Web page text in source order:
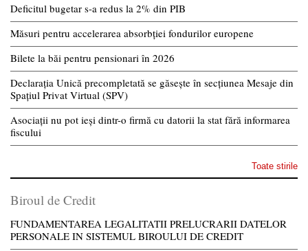
Deficitul bugetar s-a redus la 2% din PIB
Măsuri pentru accelerarea absorbției fondurilor europene
Bilete la băi pentru pensionari în 2026
Declarația Unică precompletată se găsește în secțiunea Mesaje din
Spațiul Privat Virtual (SPV)
Asociații nu pot ieși dintr-o firmă cu datorii la stat fără informarea
fiscului
Toate stirile
Biroul de Credit
FUNDAMENTAREA LEGALITATII PRELUCRARII DATELOR
PERSONALE IN SISTEMUL BIROULUI DE CREDIT